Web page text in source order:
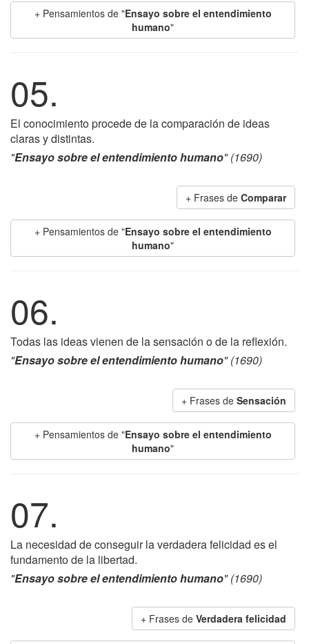
+ Pensamientos de "Ensayo sobre el entendimiento
humano"
05.
El conocimiento procede de la comparación de ideas
claras y distintas.
"Ensayo sobre el entendimiento humano" (1690)
+ Frases de Comparar
+ Pensamientos de "Ensayo sobre el entendimiento
humano"
06.
Todas las ideas vienen de la sensación o de la reflexión.
"Ensayo sobre el entendimiento humano" (1690)
+ Frases de Sensación
+ Pensamientos de "Ensayo sobre el entendimiento
humano"
07.
La necesidad de conseguir la verdadera felicidad es el
fundamento de la libertad.
"Ensayo sobre el entendimiento humano" (1690)
+ Frases de Verdadera felicidad